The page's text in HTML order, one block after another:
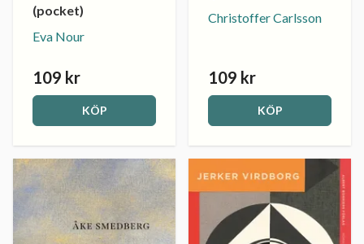
(pocket)
Eva Nour
109 kr
KÖP
Christoffer Carlsson
109 kr
KÖP